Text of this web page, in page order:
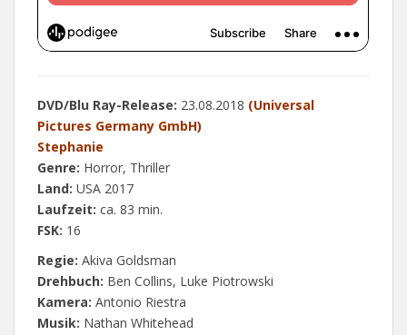
DVD/Blu Ray-Release: 23.08.2018 (Universal
Pictures Germany GmbH)
Stephanie
Genre: Horror, Thriller
Land: USA 2017
Laufzeit: ca. 83 min.
FSK: 16
Regie: Akiva Goldsman
Drehbuch: Ben Collins, Luke Piotrowski
Kamera: Antonio Riestra
Musik: Nathan Whitehead